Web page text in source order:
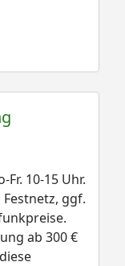
Fr. 10-15 Uhr.
ggf.
ab 300 €